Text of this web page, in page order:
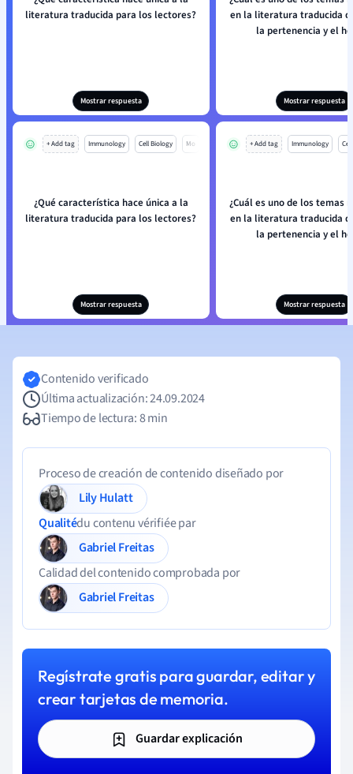
literatura traducida para los lectores?
Mostrar respuesta
en la literatura traducida
la pertenencia y el
Mostrar respuesta
+ Add tag Immunology Cell Biology Mo
¿Qué característica hace única a la
literatura traducida para los lectores?
Mostrar respuesta
+ Add tag Immunology
¿Cuál es uno de los temas
en la literatura traducida
la pertenencia y el
Mostrar respuesta
Contenido verificado
Última actualización: 24.09.2024
Tiempo de lectura: 8 min
Proceso de creación de contenido diseñado por
Lily Hulatt
Qualitédu contenu vérifiée par
Gabriel Freitas
Calidad del contenido comprobada por
Gabriel Freitas
Regístrate gratis para guardar, editar y
crear tarjetas de memoria.
Guardar explicación